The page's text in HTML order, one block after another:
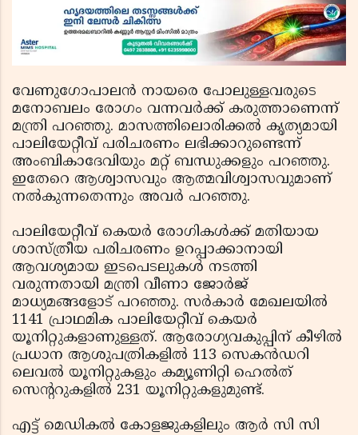
വേണുഗോപാലന്‍ നായരെ പോലുള്ളവരുടെ
മനോബലം രോഗം വന്നവര്‍ക്ക് കരുത്താണെന്ന്
മന്ത്രി പറഞ്ഞു. മാസത്തിലൊരിക്കല്‍ കൃത്യമായി
പാലിയേറ്റീവ് പരിചരണം ലഭിക്കാറുണ്ടെന്ന്
അംബികാദേവിയും മറ്റ് ബന്ധുക്കളും പറഞ്ഞു.
ഇതേറെ ആശ്വാസവും ആത്മവിശ്വാസവുമാണ്
നല്‍കുന്നതെന്നും അവര്‍ പറഞ്ഞു.
പാലിയേറ്റീവ് കെയര്‍ രോഗികള്‍ക്ക് മതിയായ
ശാസ്ത്രീയ പരിചരണം ഉറപ്പാക്കാനായി
ആവശ്യമായ ഇടപെടലുകള്‍ നടത്തി
വരുന്നതായി മന്ത്രി വീണാ ജോര്‍ജ്
മാധ്യമങ്ങളോട് പറഞ്ഞു. സര്‍കാര്‍ മേഖലയില്‍
1141 പ്രാഥമിക പാലിയേറ്റീവ് കെയര്‍
യൂനിറ്റുകളാണുള്ളത്. ആരോഗ്യവകുപ്പിന് കീഴില്‍
പ്രധാന ആശുപത്രികളില്‍ 113 സെകന്‍ഡറി
ലെവല്‍ യൂനിറ്റുകളും കമ്യൂണിറ്റി ഹെല്‍ത്
സെന്ററുകളില്‍ 231 യൂനിറ്റുകളുമുണ്ട്.
എട്ട് മെഡികല്‍ കോളജുകളിലും ആര്‍ സി സി